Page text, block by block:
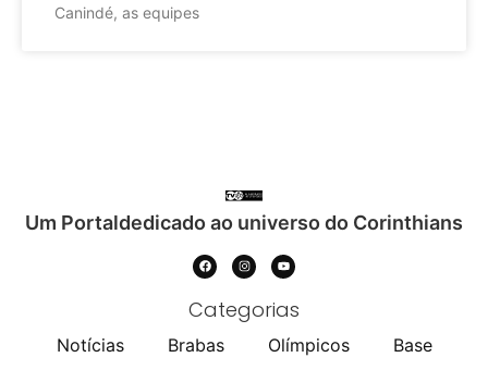
Canindé, as equipes
Um Portaldedicado ao universo do Corinthians
Categorias
Notícias Brabas Olímpicos Base